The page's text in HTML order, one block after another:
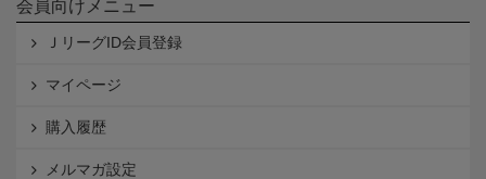
会員向けメニュー
ＪリーグID会員登録
マイページ
購入履歴
メルマガ設定